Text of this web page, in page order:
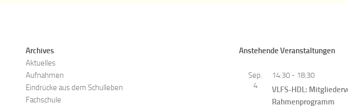
Archives
Aktuelles
Aufnahmen
Eindrücke aus dem Schulleben
Fachschule
Anstehende Veranstaltungen
Sep.
4
14:30- 18:30
VLFS-HDL:
Rahmenprogramm